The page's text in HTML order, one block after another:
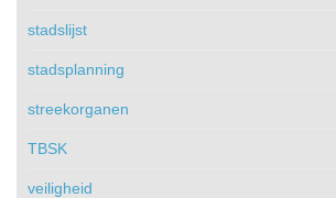
stadslijst
stadsplanning
streekorganen
TBSK
veiligheid